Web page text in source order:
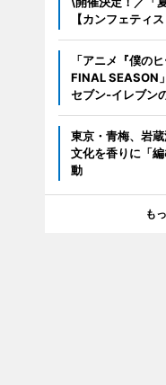
【カンフェティ
「アニメ『僕の
FINAL SEASON
セブン‐イレブン
東京・青梅、岩
文化を香りに「
動
も